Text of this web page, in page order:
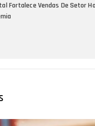
Fortalece Vendas De Setor